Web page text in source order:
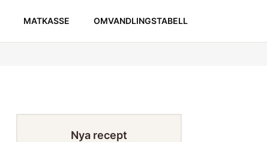
MATKASSE OMVANDLINGSTABELL
Nya recept